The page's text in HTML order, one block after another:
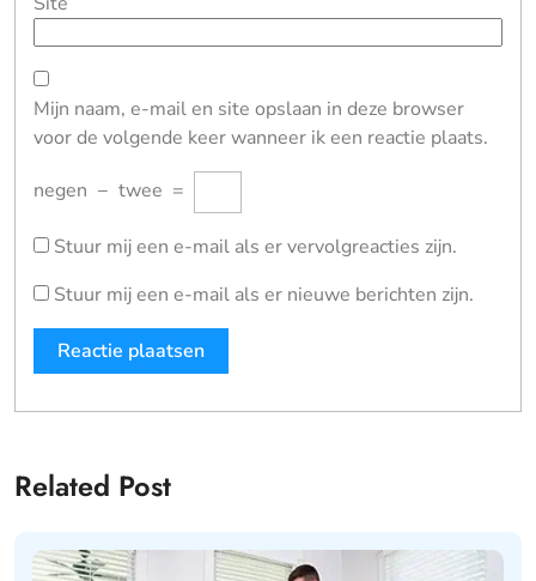
Mijn naam, e-mail en site opslaan in deze browser
voor de volgende keer wanneer ik een reactie plaats.
negen − twee =
Stuur mij een e-mail als er vervolgreacties zijn.
Stuur mij een e-mail als er nieuwe berichten zijn.
Related Post